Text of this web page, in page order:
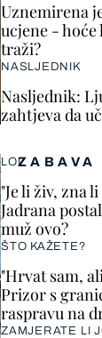
ZABAVA
LOL
"Je li živ, zna
Jadrana
muž ovo?
ŠTO KAŽETE?
"Hrvat sam,
Prizor s
raspravu na
ZAMJERATE LI
Uznemirena
ucjene -
traži?
NASLJEDNIK
Nasljednik:
zahtjeva da